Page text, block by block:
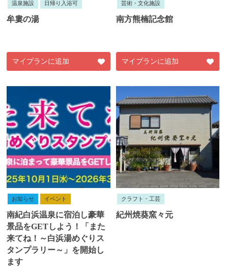
温泉施設 日帰り入浴可
牟婁の湯
マイプランに追加
芸術・文化施設
南方熊楠記念館
マイプランに追加
お知らせ イベント
南紀白浜温泉に宿泊し豪華
景品をGETしよう！「また
来てね！～白浜湯めぐりス
タンプラリー～」を開始し
ます
クラフト・工芸
紀州焼葵窯々元